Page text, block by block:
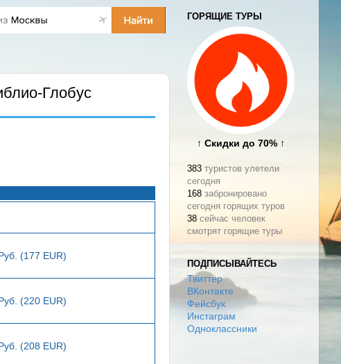
Глобус
(177 EUR)
(220 EUR)
(208 EUR)
ГОРЯЩИЕ ТУРЫ
↑ Скидки до 70% ↑
383 туристов улетели
сегодня
168 забронировано
сегодня горящих туров
38 сейчас человек
смотрят горящие туры
ПОДПИСЫВАЙТЕСЬ
Твиттер
ВКонтакте
Фейсбук
Инстаграм
Одноклассники